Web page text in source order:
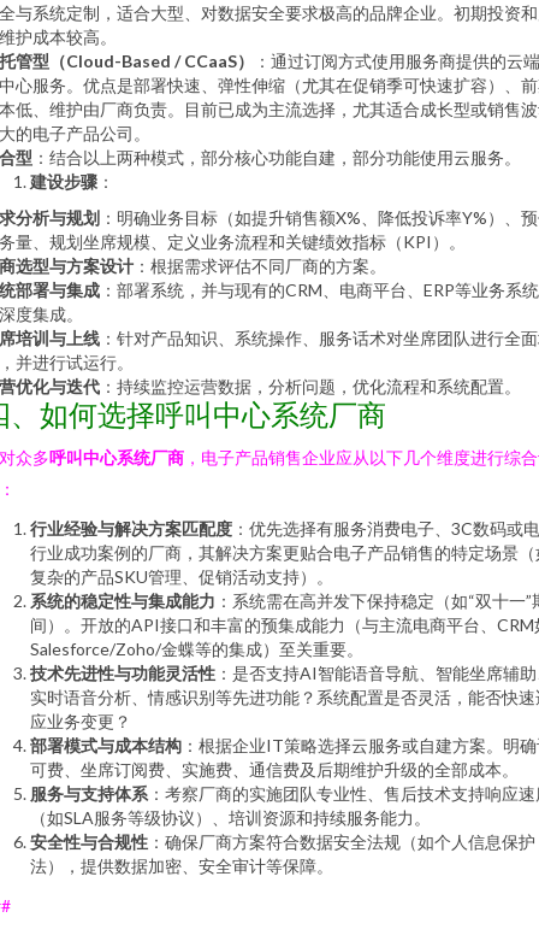
与系统定制，适合大型、对数据安全要求极高的品牌企业。初期投资
护成本较高。
管型（Cloud-Based / CCaaS）
：通过订阅方式使用服务商提供的云
心服务。优点是部署快速、弹性伸缩（尤其在促销季可快速扩容）、
低、维护由厂商负责。目前已成为主流选择，尤其适合成长型或销售
的电子产品公司。
型 ：结合以上两种模式，部分核心功能自建，部分功能使用云服务。
建设步骤 ：
分析与规划 ：明确业务目标（如提升销售额X%、降低投诉率Y%）、
量、规划坐席规模、定义业务流程和关键绩效指标（KPI）。
选型与方案设计 ：根据需求评估不同厂商的方案。
部署与集成 ：部署系统，并与现有的CRM、电商平台、ERP等业务系
度集成。
培训与上线 ：针对产品知识、系统操作、服务话术对坐席团队进行全
并进行试运行。
优化与迭代 ：持续监控运营数据，分析问题，优化流程和系统配置。
、如何选择呼叫中心系统厂商
众多呼叫中心系统厂商 ，电子产品销售企业应从以下几个维度进行综
行业经验与解决方案匹配度 ：优先选择有服务消费电子、3C数码或
行业成功案例的厂商，其解决方案更贴合电子产品销售的特定场景（
复杂的产品SKU管理、促销活动支持）。
系统的稳定性与集成能力 ：系统需在高并发下保持稳定（如“双十一”
间）。开放的API接口和丰富的预集成能力（与主流电商平台、CRM
Salesforce/Zoho/金蝶等的集成）至关重要。
技术先进性与功能灵活性 ：是否支持AI智能语音导航、智能坐席辅
实时语音分析、情感识别等先进功能？系统配置是否灵活，能否快速
应业务变更？
部署模式与成本结构 ：根据企业IT策略选择云服务或自建方案。明
可费、坐席订阅费、实施费、通信费及后期维护升级的全部成本。
服务与支持体系 ：考察厂商的实施团队专业性、售后技术支持响应速
（如SLA服务等级协议）、培训资源和持续服务能力。
安全性与合规性 ：确保厂商方案符合数据安全法规（如个人信息保护
法），提供数据加密、安全审计等保障。